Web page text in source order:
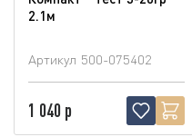
2.1м
Артикул 500-075402
1 040 р